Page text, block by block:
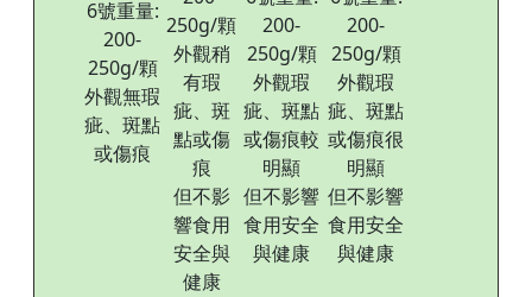
6號重量:
200-
250g/顆
外觀無瑕
疵、斑點
或傷痕
250g/顆
外觀稍
有瑕
疵、斑
點或傷
痕
但不影
響食用
安全與
健康
200-
250g/顆
外觀瑕
疵、斑點
或傷痕較
明顯
但不影響
食用安全
與健康
200-
250g/顆
外觀瑕
疵、斑點
或傷痕很
明顯
但不影響
食用安全
與健康